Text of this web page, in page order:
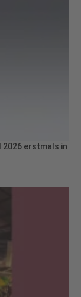
erstmals in